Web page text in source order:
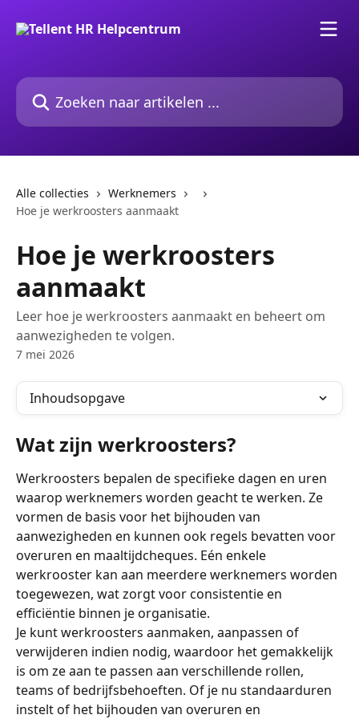
Zoeken naar artikelen ...
Alle collecties
Werknemers
Hoe je werkroosters aanmaakt
Hoe je werkroosters
aanmaakt
Leer hoe je werkroosters aanmaakt en beheert om
aanwezigheden te volgen.
7 mei 2026
Inhoudsopgave
Wat zijn werkroosters?
Werkroosters bepalen de specifieke dagen en uren
waarop werknemers worden geacht te werken. Ze
vormen de basis voor het bijhouden van
aanwezigheden en kunnen ook regels bevatten voor
overuren en maaltijdcheques. Eén enkele
werkrooster kan aan meerdere werknemers worden
toegewezen, wat zorgt voor consistentie en
efficiëntie binnen je organisatie.
Je kunt werkroosters aanmaken, aanpassen of
verwijderen indien nodig, waardoor het gemakkelijk
is om ze aan te passen aan verschillende rollen,
teams of bedrijfsbehoeften. Of je nu standaarduren
instelt of het bijhouden van overuren en